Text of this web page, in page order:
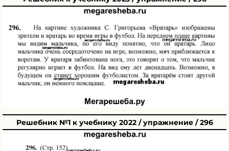
Решебник №1 к учебнику 2022 / упражнение / 296